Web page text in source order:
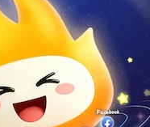
反对 [0]